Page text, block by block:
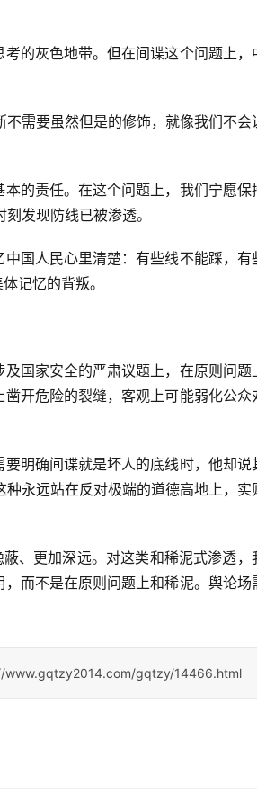
的灰色地带。但在间谍这个问题上，
需要虽然但是的修饰，就像我们不会
的责任。在这个问题上，我们宁愿保
发现防线已被渗透。
国人民心里清楚：有些线不能踩，有
记忆的背叛。
国家安全的严肃议题上，在原则问题
开危险的裂缝，客观上可能弱化公众
明确间谍就是坏人的底线时，他却说
永远站在反对极端的道德高地上，实
、更加深远。对这类和稀泥式渗透，
而不是在原则问题上和稀泥。舆论场
www.gqtzy2014.com/gqtzy/14466.html